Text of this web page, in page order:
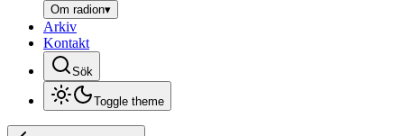
Om radion▾
Arkiv
Kontakt
Sök
Toggle theme